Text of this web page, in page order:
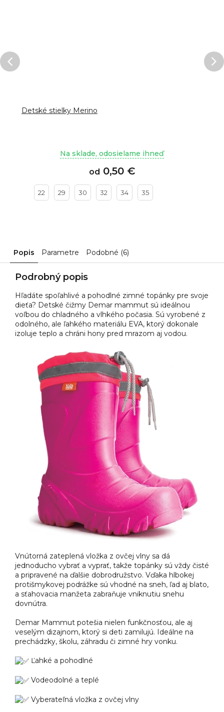
Detské stielky Merino
Na sklade, odosielame ihneď
od 0,50 €
22 29 30 32 34 35
Popis Parametre Podobné (6)
Podrobný popis
Hľadáte spoľahlivé a pohodlné zimné topánky pre svoje
dieťa? Detské čižmy Demar mammut sú ideálnou
voľbou do chladného a vlhkého počasia. Sú vyrobené z
odolného, ale ľahkého materiálu EVA, ktorý dokonale
izoluje teplo a chráni hony pred mrazom aj vodou.
Vnútorná zateplená vložka z ovčej vlny sa dá
jednoducho vybrať a vyprať, takže topánky sú vždy čisté
a pripravené na ďalšie dobrodružstvo. Vďaka hlbokej
protišmykovej podrážke sú vhodné na sneh, ľad aj blato,
a sťahovacia manžeta zabraňuje vniknutiu snehu
dovnútra.
Demar Mammut potešia nielen funkčnosťou, ale aj
veselým dizajnom, ktorý si deti zamilujú. Ideálne na
prechádzky, školu, záhradu či zimné hry vonku.
Ľahké a pohodlné
Vodeodolné a teplé
Vyberateľná vložka z ovčej vlny